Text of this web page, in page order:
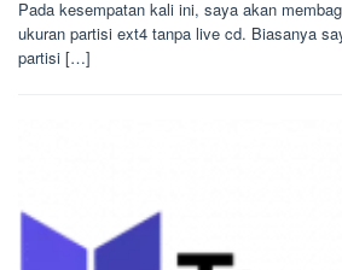
Pada kesempatan kali ini, saya akan
ukuran partisi ext4 tanpa live cd. Biasanya
partisi […]